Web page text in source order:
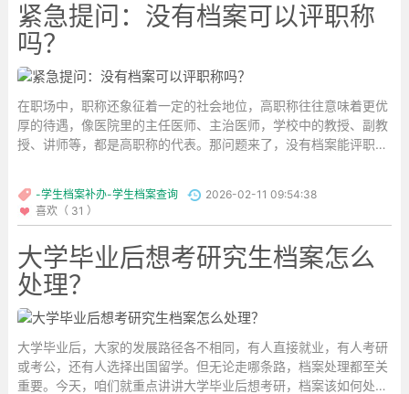
紧急提问：没有档案可以评职称
吗？
在职场中，职称还象征着一定的社会地位，高职称往往意味着更优
厚的待遇，像医院里的主任医师、主治医师，学校中的教授、副教
授、讲师等，都是高职称的代表。那问题来了，没有档案能评职称
-学生档案补办-学生档案查询
2026-02-11 09:54:38
喜欢（ 31 ）
大学毕业后想考研究生档案怎么
处理？
大学毕业后，大家的发展路径各不相同，有人直接就业，有人考研
或考公，还有人选择出国留学。但无论走哪条路，档案处理都至关
重要。今天，咱们就重点讲讲大学毕业后想考研，档案该如何处